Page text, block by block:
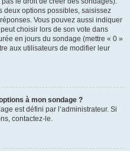
deux options possibles, saisissez
Vous pouvez aussi indiquer
choisir lors de son vote dans
en jours du sondage (mettre « 0 »
aux utilisateurs de modifier leur
à mon sondage ?
est défini par l’administrateur. Si
contactez-le.